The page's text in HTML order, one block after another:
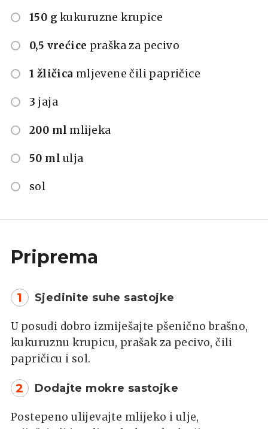
150 g kukuruzne krupice
0,5 vrećice praška za pecivo
1 žličica mljevene čili papričice
3 jaja
200 ml mlijeka
50 ml ulja
sol
Priprema
1 Sjedinite suhe sastojke
U posudi dobro izmiješajte pšenično brašno,
kukuruznu krupicu, prašak za pecivo, čili
papričicu i sol.
2 Dodajte mokre sastojke
Postepeno ulijevajte mlijeko i ulje,